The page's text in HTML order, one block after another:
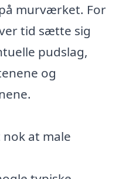
murværket. For
tid sætte sig
pudslag,
og
at male